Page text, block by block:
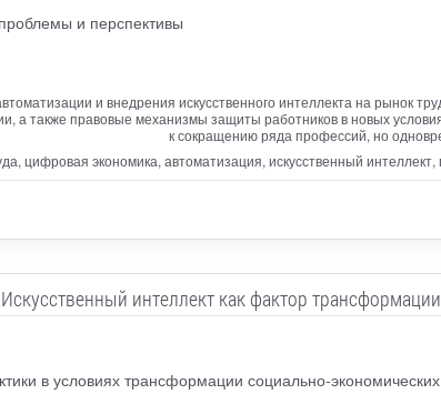
и перспективы
и внедрения искусственного интеллекта на рынок
а также правовые механизмы защиты работников в новых
к сокращению ряда профессий, но
цифровая экономика, автоматизация, искусственный
Искусственный интеллект как фактор
в условиях трансформации социально-